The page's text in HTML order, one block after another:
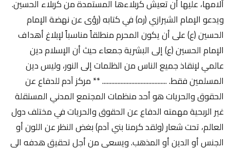
آلامها، عليها أن تعيش كربلاءها المستمدة من كربلاء الحسين.
ويدعو الإمام الشيرازي (ره) في كتابه (رؤى عن نهضة الإمام
الحسين (ع) على أن يكون المحرم منطلقاً مناسباً لإبلاغ أهداف
الإمام الحسين (ع) إلى البشرية جمعاء حيث أن الإسلام دين
عالمي لإنقاذ جميع الناس من الظلمات إلى النور، وليس دين
المسلمين فقط. .......................................... ** مركز آدم للدفاع عن
الحقوق والحريات هو أحد منظمات المجتمع المدني المستقلة
غير الربحية مهمته الدفاع عن الحقوق والحريات في مختلف دول
العالم، تحت شعار (ولقد كرمنا بني آدم) بغض النظر عن اللون أو
الجنس أو الدين أو المذهب. ويسعى من أجل تحقيق هدفه الى